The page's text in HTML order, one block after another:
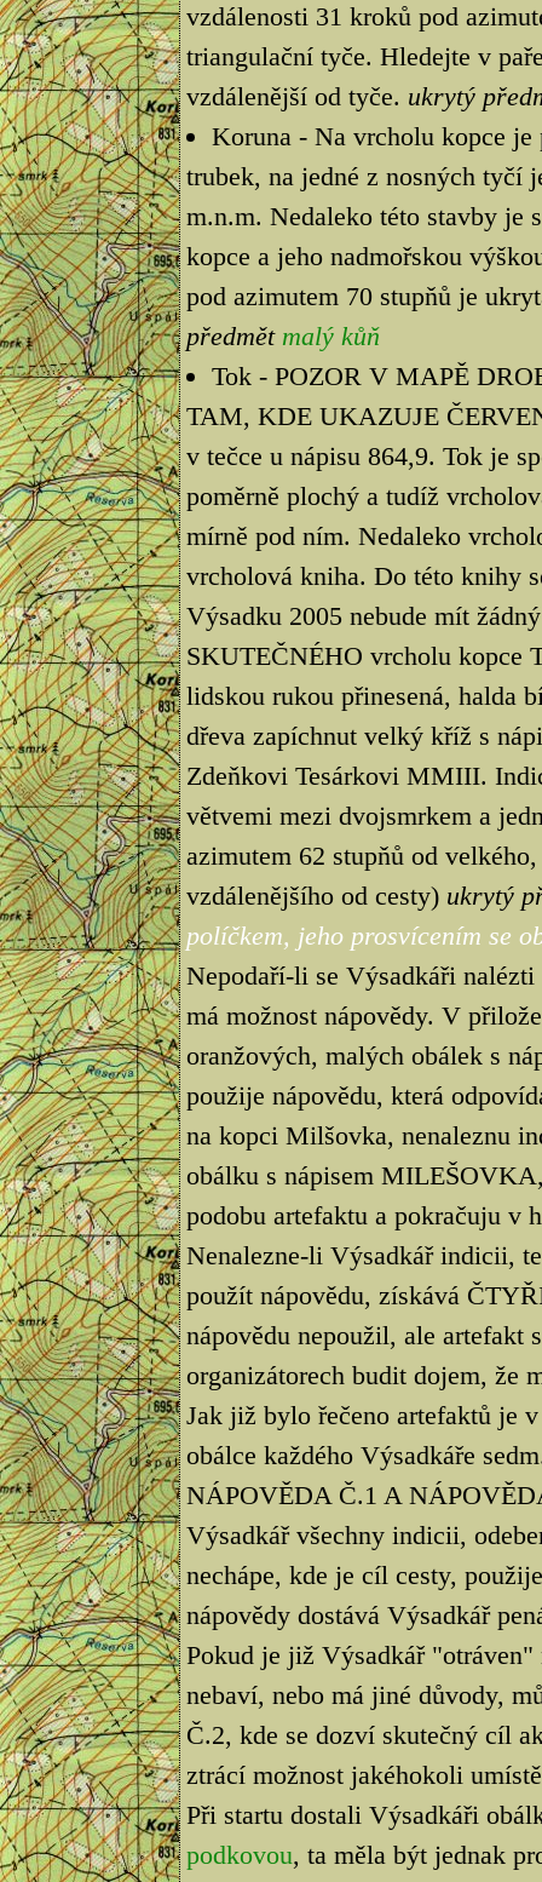
vzdálenosti 31 kroků pod
triangulační tyče. Hledejte v
vzdálenější od tyče. ukrytý
Koruna - Na vrcholu kopce je
trubek, na jedné z nosných tyčí
m.n.m. Nedaleko této stavby je
kopce a jeho nadmořskou
pod azimutem 70 stupňů je
předmět malý kůň
Tok - POZOR V MAPĚ
TAM, KDE UKAZUJE
v tečce u nápisu 864,9. Tok je
poměrně plochý a tudíž
mírně pod ním. Nedaleko
vrcholová kniha. Do této knihy
Výsadku 2005 nebude mít
SKUTEČNÉHO vrcholu kopce
lidskou rukou přinesená, halda
dřeva zapíchnut velký kříž s
Zdeňkovi Tesárkovi MMIII.
větvemi mezi dvojsmrkem a
azimutem 62 stupňů od
vzdálenějšího od cesty) ukrytý
políčkem, jeho prosvícením se
Nepodaří-li se Výsadkáři
má možnost nápovědy. V
oranžových, malých obálek s
použije nápovědu, která
na kopci Milšovka, nenaleznu
obálku s nápisem
podobu artefaktu a pokračuju v
Nenalezne-li Výsadkář indicii,
použít nápovědu, získává
nápovědu nepoužil, ale artefakt
organizátorech budit dojem, že
Jak již bylo řečeno artefaktů je
obálce každého Výsadkáře
NÁPOVĚDA Č.1 A
Výsadkář všechny indicii,
nechápe, kde je cíl cesty,
nápovědy dostává Výsadkář
Pokud je již Výsadkář "otráven"
nebaví, nebo má jiné důvody,
Č.2, kde se dozví skutečný cíl
ztrácí možnost jakéhokoli
Při startu dostali Výsadkáři
podkovou, ta měla být jednak